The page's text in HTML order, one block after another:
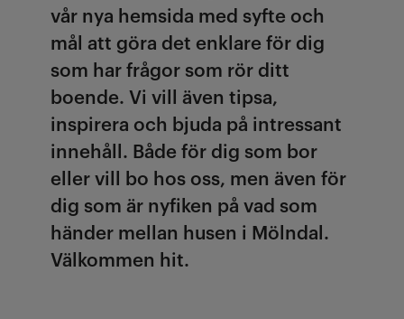
vår nya hemsida med syfte och
mål att göra det enklare för dig
som har frågor som rör ditt
boende. Vi vill även tipsa,
inspirera och bjuda på intressant
innehåll. Både för dig som bor
eller vill bo hos oss, men även för
dig som är nyfiken på vad som
händer mellan husen i Mölndal.
Välkommen hit.